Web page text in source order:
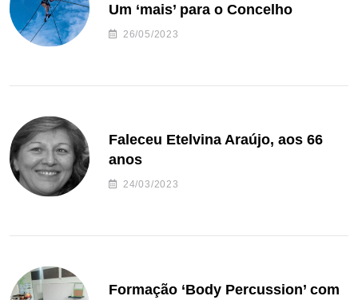
Um ‘mais’ para o Concelho
26/05/2023
Faleceu Etelvina Araújo, aos 66
anos
24/03/2023
Formação ‘Body Percussion’ com